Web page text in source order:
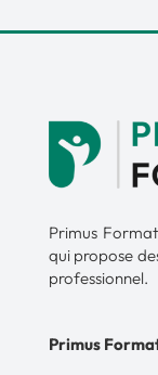
droite et
› Au sol,
descente
› Savoir
descente
›
moyen
et Savoir
›
Primus
qui propose
professionnel.
Primus